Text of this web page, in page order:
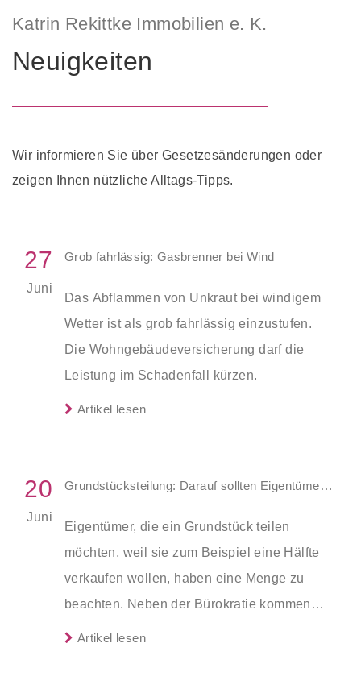
Katrin Rekittke Immobilien e. K.
Neuigkeiten
Wir informieren Sie über Gesetzesänderungen oder
zeigen Ihnen nützliche Alltags-Tipps.
27
Juni
Grob fahrlässig: Gasbrenner bei Wind
Das Abflammen von Unkraut bei windigem
Wetter ist als grob fahrlässig einzustufen.
Die Wohngebäudeversicherung darf die
Leistung im Schadenfall kürzen.
Artikel lesen
20
Juni
Grundstücksteilung: Darauf sollten Eigentümer achten.
Eigentümer, die ein Grundstück teilen
möchten, weil sie zum Beispiel eine Hälfte
verkaufen wollen, haben eine Menge zu
beachten. Neben der Bürokratie kommen
auch einige Kosten auf die Eigentümer zu.
Artikel lesen